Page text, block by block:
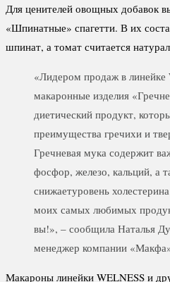
Для ценителей овощных добавок
«Шпинатные» спагетти. В их
шпинат, а томат считается
«Лидером продаж в линейке
макаронные изделия
диетический продукт,
преимущества гречихи и
Гречневая мука содержит
фосфор, железо, кальций, а
снижаетуровень
моих самых любимых
вы!», – сообщила Наталья
менеджер компании
Макароны линейки WELNESS и